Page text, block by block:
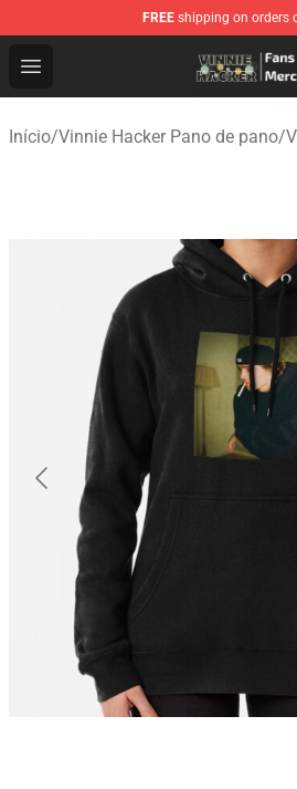
FREE shipping on orders
Open menu
Vinnie Hacker Store - Official
Início/Vinnie Hacker Pano de pano/